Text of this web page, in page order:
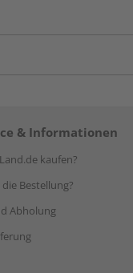
& Informationen
kaufen?
Bestellung?
Abholung